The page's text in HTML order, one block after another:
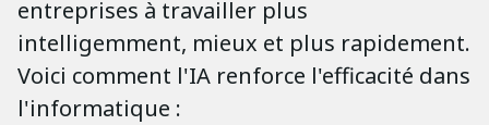
entreprises à travailler plus
intelligemment, mieux et plus rapidement.
Voici comment l'IA renforce l'efficacité dans
l'informatique :